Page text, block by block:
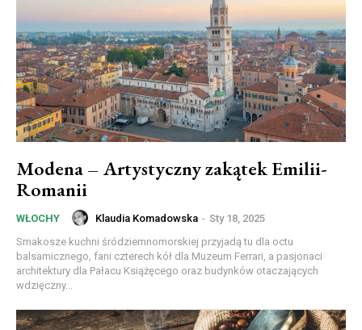
Modena – Artystyczny zakątek Emilii-
Romanii
WŁOCHY Klaudia Komadowska - Sty 18, 2025
Smakosze kuchni śródziemnomorskiej przyjadą tu dla octu
balsamicznego, fani czterech kół dla Muzeum Ferrari, a pasjonaci
architektury dla Pałacu Książęcego oraz budynków otaczających
wdzięczny...